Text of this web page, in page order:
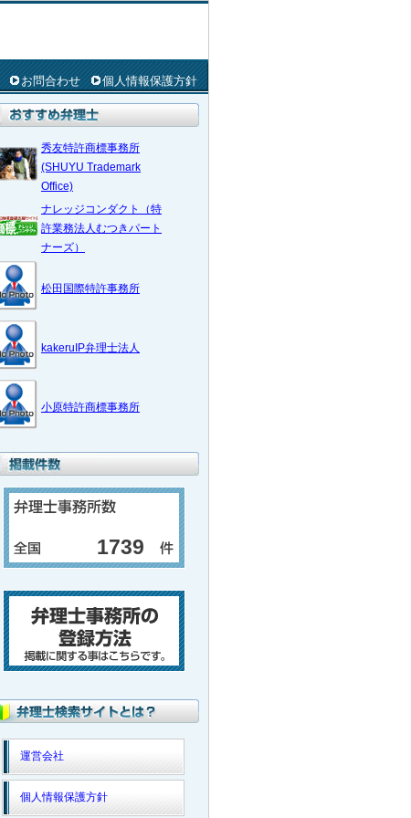
お問合わせ 個人情報保護方針
秀友特許商標事務所
(SHUYU Trademark
Office)
ナレッジコンダクト（特
許業務法人むつきパート
ナーズ）
松田国際特許事務所
kakeruIP弁理士法人
小原特許商標事務所
1739
運営会社
個人情報保護方針